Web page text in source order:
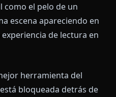
el pelo de un
escena apareciendo en
de lectura en
herramienta del
bloqueada detrás de